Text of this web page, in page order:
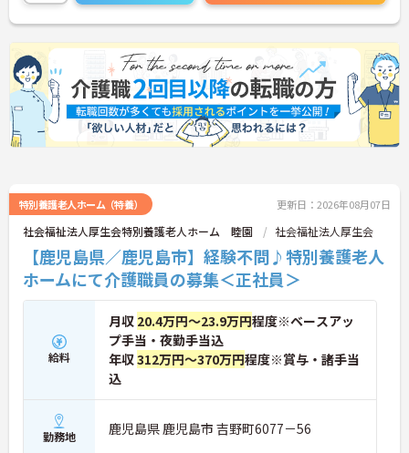
特別養護老人ホーム（特養） 更新日：2026年08月07日
社会福祉法人厚生会特別養護老人ホーム 睦園 社会福祉法人厚生会
【鹿児島県／鹿児島市】経験不問♪特別養護老人
ホームにて介護職員の募集＜正社員＞
給料
月収 20.4万円～23.9万円程度※ベースアッ
プ手当・夜勤手当込
年収312万円～370万円程度※賞与・諸手当
込
勤務地 鹿児島県 鹿児島市 吉野町6077－56